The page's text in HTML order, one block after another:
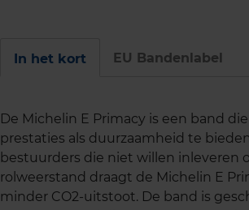
In het kort EU Bandenlabel
De Michelin E Primacy is een band
prestaties als duurzaamheid te
bestuurders die niet willen inleveren
rolweerstand draagt de Michelin E
minder CO2-uitstoot. De band is